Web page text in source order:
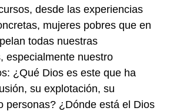
desde las experiencias
mujeres pobres que en
todas nuestras
especialmente nuestro
¿Qué Dios es este que ha
su explotación, su
personas? ¿Dónde está el Dios